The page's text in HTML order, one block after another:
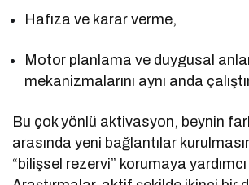
Hafıza ve karar verme,
Motor planlama ve duygusal
mekanizmalarını aynı anda
Bu çok yönlü aktivasyon, beynin
arasında yeni bağlantılar
“bilişsel rezervi” korumaya yardımcı